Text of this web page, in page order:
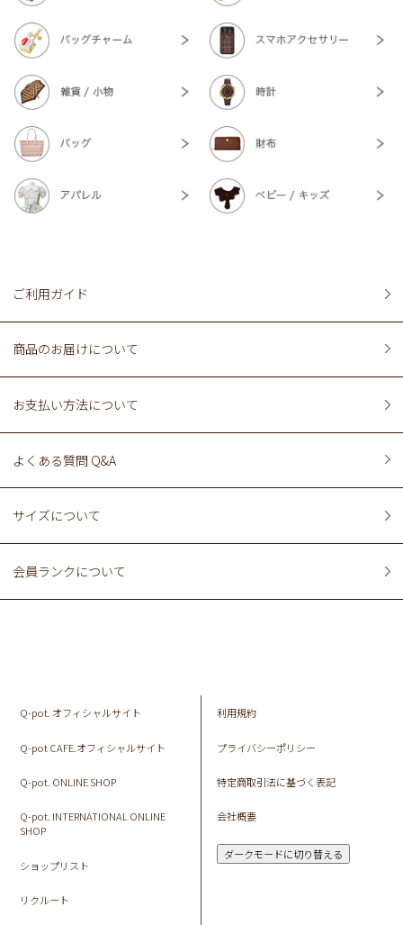
ご利用ガイド
商品のお届けについて
お支払い方法について
よくある質問 Q&A
サイズについて
会員ランクについて
Q-pot. オフィシャルサイト
Q-pot CAFE.オフィシャルサイト
Q-pot. ONLINE SHOP
Q-pot. INTERNATIONAL ONLINE
SHOP
ショップリスト
リクルート
利用規約
プライバシーポリシー
特定商取引法に基づく表記
会社概要
ダークモードに切り替える